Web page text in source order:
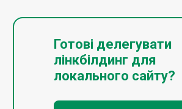
Готові делегувати
лінкбілдинг для
локального сайту?